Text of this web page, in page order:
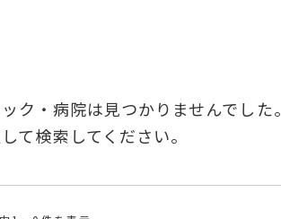
ク・病院は見つかりませんでした。
て検索してください。